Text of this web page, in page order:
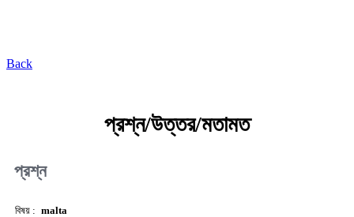
Back
প্রশ্ন/উত্তর/মতামত
প্রশ্ন
বিষয় : malta